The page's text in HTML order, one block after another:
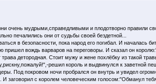
очень мудрыми,справедливыми и плодотворно правили
печалились они от судьбы своей бездетной...
в безопасности, пока народ его погибал. И началась
вождь варваров на переговоры. И сказал он
детородная. Стоит мужу и жене похлёбку из такой
решил король и выдвинулся к заветной
Под покровом ночи пробрался он внутрь и увидел
заговорил с королем человеческим голосом:"Обманул